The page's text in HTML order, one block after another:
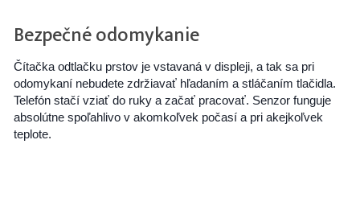
Bezpečné odomykanie
Čítačka odtlačku prstov je vstavaná v displeji, a tak sa pri
odomykaní nebudete zdržiavať hľadaním a stláčaním tlačidla.
Telefón stačí vziať do ruky a začať pracovať. Senzor funguje
absolútne spoľahlivo v akomkoľvek počasí a pri akejkoľvek
teplote.